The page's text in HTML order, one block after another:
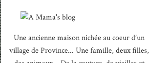
Une ancienne maison nichée au coeur d’un
village de Province... Une famille, deux filles,